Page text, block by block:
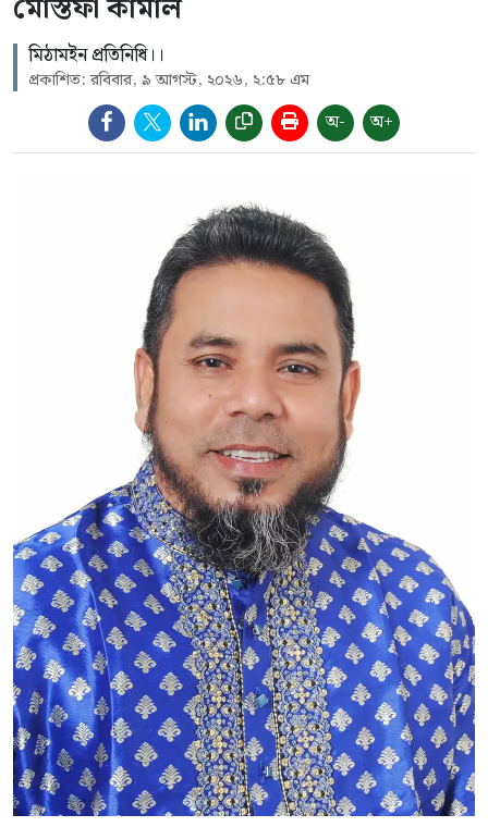
মিঠামইন প্রতিনিধি।।
প্রকাশিত: রবিবার, ৯ আগস্ট, ২০২৬, ২:৫৮ এম
অ- অ+